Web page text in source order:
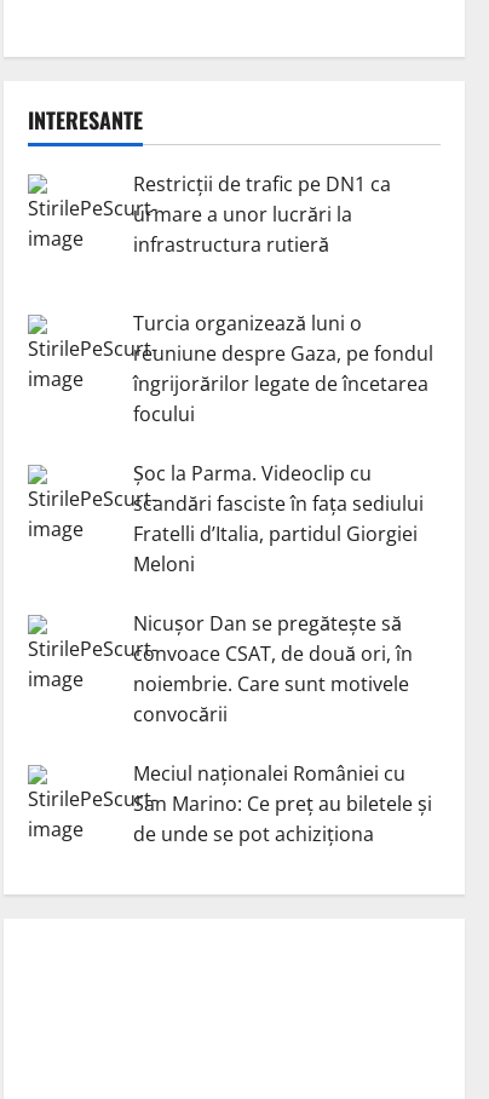
INTERESANTE
Restricții de trafic pe DN1 ca
urmare a unor lucrări la
infrastructura rutieră
Turcia organizează luni o
reuniune despre Gaza, pe fondul
îngrijorărilor legate de încetarea
focului
Șoc la Parma. Videoclip cu
scandări fasciste în fața sediului
Fratelli d’Italia, partidul Giorgiei
Meloni
Nicuşor Dan se pregăteşte să
convoace CSAT, de două ori, în
noiembrie. Care sunt motivele
convocării
Meciul naționalei României cu
San Marino: Ce preț au biletele și
de unde se pot achiziționa